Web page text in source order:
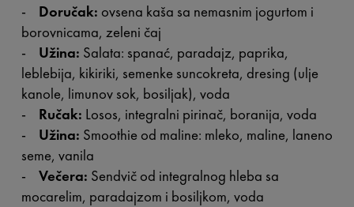
- Doručak: ovsena kaša sa nemasnim jogurtom i
borovnicama, zeleni čaj
- Užina: Salata: spanać, paradajz, paprika,
leblebija, kikiriki, semenke suncokreta, dresing (ulje
kanole, limunov sok, bosiljak), voda
- Ručak: Losos, integralni pirinač, boranija, voda
- Užina: Smoothie od maline: mleko, maline, laneno
seme, vanila
- Večera: Sendvič od integralnog hleba sa
mocarelim, paradajzom i bosiljkom, voda